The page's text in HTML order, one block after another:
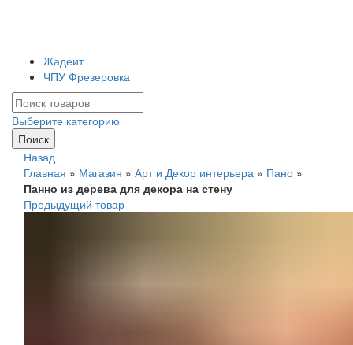
Жадеит
ЧПУ Фрезеровка
Искать:
Выберите категорию
Поиск
Назад
Главная » Магазин » Арт и Декор интерьера » Пано »
Панно из дерева для декора на стену
Предыдущий товар